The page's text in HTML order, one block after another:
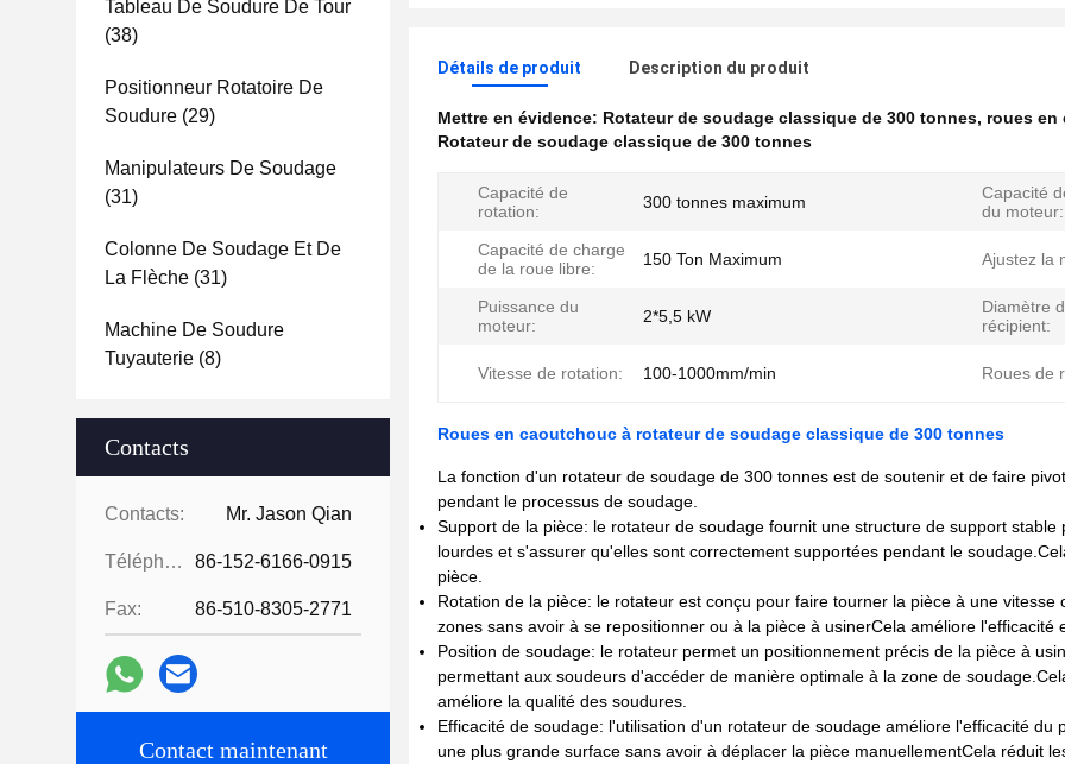
Tableau De Soudure De Tour
(38)
Positionneur Rotatoire De
Soudure (29)
Manipulateurs De Soudage
(31)
Colonne De Soudage Et De
La Flèche (31)
Machine De Soudure
Tuyauterie (8)
Contacts
Contacts: Mr. Jason Qian
Téléphone: 86-152-6166-0915
Fax: 86-510-8305-2771
Contact maintenant
Détails de produit Description du produit
Mettre en évidence: Rotateur de soudage classique de 300 tonnes, roues en
Rotateur de soudage classique de 300 tonnes
Capacité de
rotation:
300 tonnes maximum
Capacité
du moteur:
Capacité de charge
de la roue libre:
150 Ton Maximum Ajustez la
Puissance du
moteur:
2*5,5 kW
Diamètre
récipient:
Vitesse de rotation: 100-1000mm/min Roues de
Roues en caoutchouc à rotateur de soudage classique de 300 tonnes
La fonction d'un rotateur de soudage de 300 tonnes est de soutenir et de faire
pendant le processus de soudage.
Support de la pièce: le rotateur de soudage fournit une structure de support
lourdes et s'assurer qu'elles sont correctement supportées pendant le
pièce.
Rotation de la pièce: le rotateur est conçu pour faire tourner la pièce à une
zones sans avoir à se repositionner ou à la pièce à usinerCela améliore
Position de soudage: le rotateur permet un positionnement précis de la pièce à
permettant aux soudeurs d'accéder de manière optimale à la zone de
améliore la qualité des soudures.
Efficacité de soudage: l'utilisation d'un rotateur de soudage améliore l'efficacité
une plus grande surface sans avoir à déplacer la pièce manuellementCela réduit